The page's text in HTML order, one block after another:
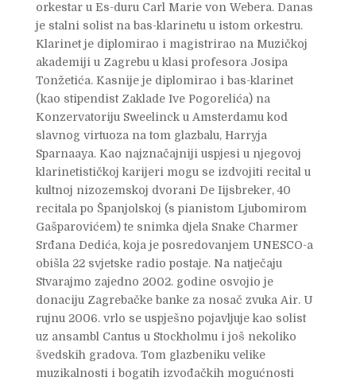
orkestar u Es-duru Carl Marie von Webera. Danas
je stalni solist na bas-klarinetu u istom orkestru.
Klarinet je diplomirao i magistrirao na Muzičkoj
akademiji u Zagrebu u klasi profesora Josipa
Tonžetića. Kasnije je diplomirao i bas-klarinet
(kao stipendist Zaklade Ive Pogorelića) na
Konzervatoriju Sweelinck u Amsterdamu kod
slavnog virtuoza na tom glazbalu, Harryja
Sparnaaya. Kao najznačajniji uspjesi u njegovoj
klarinetističkoj karijeri mogu se izdvojiti recital u
kultnoj nizozemskoj dvorani De Iijsbreker, 40
recitala po Španjolskoj (s pianistom Ljubomirom
Gašparovićem) te snimka djela Snake Charmer
Srđana Dedića, koja je posredovanjem UNESCO-a
obišla 22 svjetske radio postaje. Na natječaju
Stvarajmo zajedno 2002. godine osvojio je
donaciju Zagrebačke banke za nosač zvuka Air. U
rujnu 2006. vrlo se uspješno pojavljuje kao solist
uz ansambl Cantus u Stockholmu i još nekoliko
švedskih gradova. Tom glazbeniku velike
muzikalnosti i bogatih izvođačkih mogućnosti